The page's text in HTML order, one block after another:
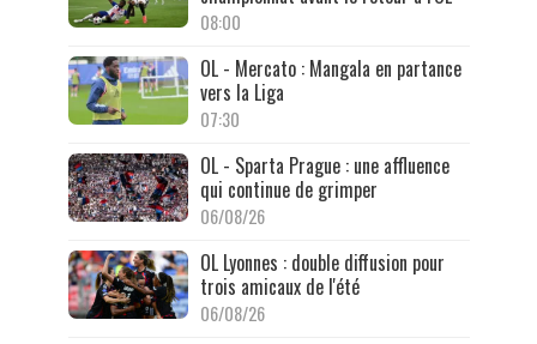
08:00
OL - Mercato : Mangala en partance
vers la Liga
07:30
OL - Sparta Prague : une affluence
qui continue de grimper
06/08/26
OL Lyonnes : double diffusion pour
trois amicaux de l'été
06/08/26